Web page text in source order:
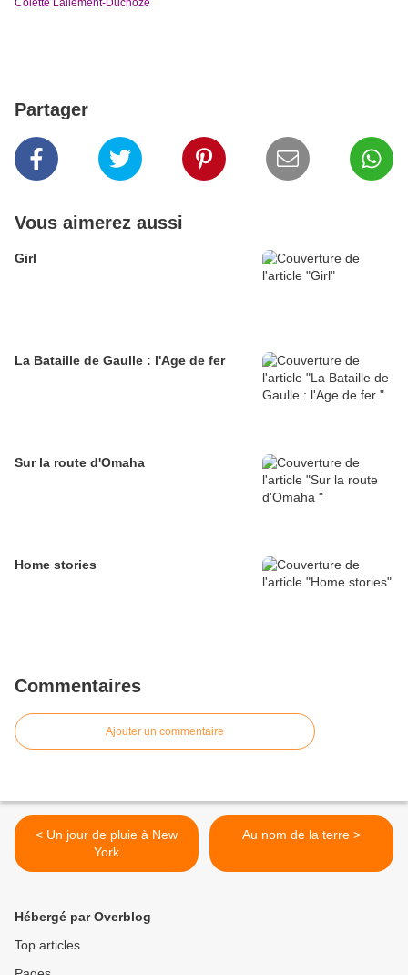
Colette Lallement-Duchoze
Partager
Vous aimerez aussi
Girl
La Bataille de Gaulle : l'Age de fer
Sur la route d'Omaha
Home stories
Commentaires
Ajouter un commentaire
< Un jour de pluie à New
York
Au nom de la terre >
Hébergé par Overblog
Top articles